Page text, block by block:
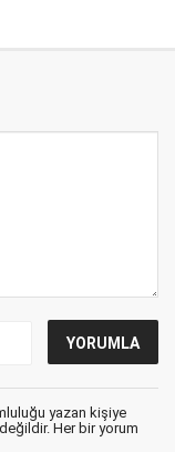
yazan kişiye
Her bir yorum